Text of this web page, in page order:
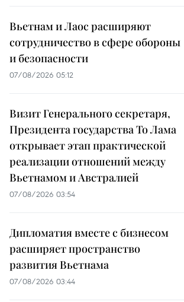
Вьетнам и Лаос расширяют
сотрудничество в сфере обороны
и безопасности
07/08/2026 05:12
Визит Генерального секретаря,
Президента государства То Лама
открывает этап практической
реализации отношений между
Вьетнамом и Австралией
07/08/2026 03:54
Дипломатия вместе с бизнесом
расширяет пространство
развития Вьетнама
07/08/2026 03:44